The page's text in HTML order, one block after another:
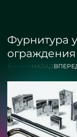
Фурнитура
ограждения
НАЗАД